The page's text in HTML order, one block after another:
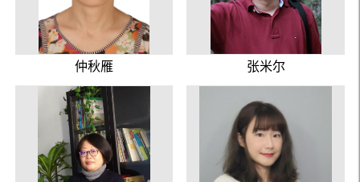
仲秋雁 张米尔